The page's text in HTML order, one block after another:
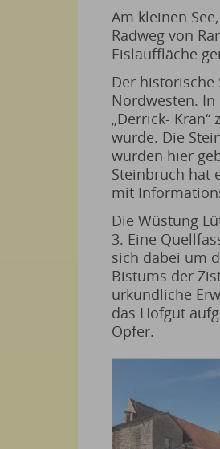
Am kleinen
Radweg von
Eislauffläche
Der historische
Nordwesten.
„Derrick-
wurde. Die
wurden hier
Steinbruch hat
mit
Die Wüstung
3. Eine
sich dabei um
Bistums der
urkundliche
das Hofgut
Opfer.